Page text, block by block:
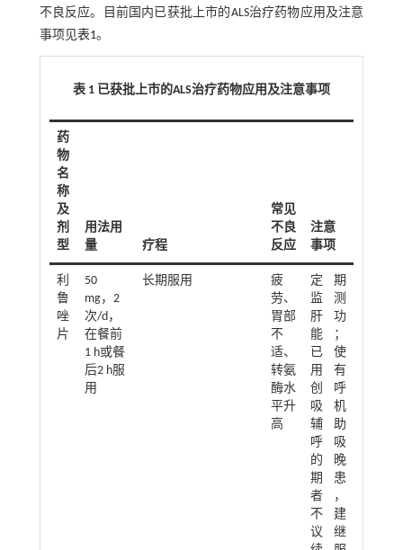
不良反应。目前国内已获批上市的ALS治疗药物应用及注意
事项见表1。
表 1 已获批上市的ALS治疗药物应用及注意事项
药
物
名
称
及
剂
型
用法用
量
疗程
常见
不良
反应
注意
事项
利
鲁
唑
片
50
mg，2
次/d，
在餐前
1 h或餐
后2 h服
用
长期服用
疲
劳、
胃部
不
适、
转氨
酶水
平升
高
定期
监测
肝功
能；
已使
用有
创呼
吸机
辅助
呼吸
的晚
期患
者，
不建
议继